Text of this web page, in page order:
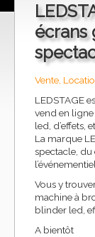
écrans
Vente,
LEDSTAGE
vend en
led, d’effets,
La marque
spectacle, du
Vous y
machine à
blinder led,
A bientôt